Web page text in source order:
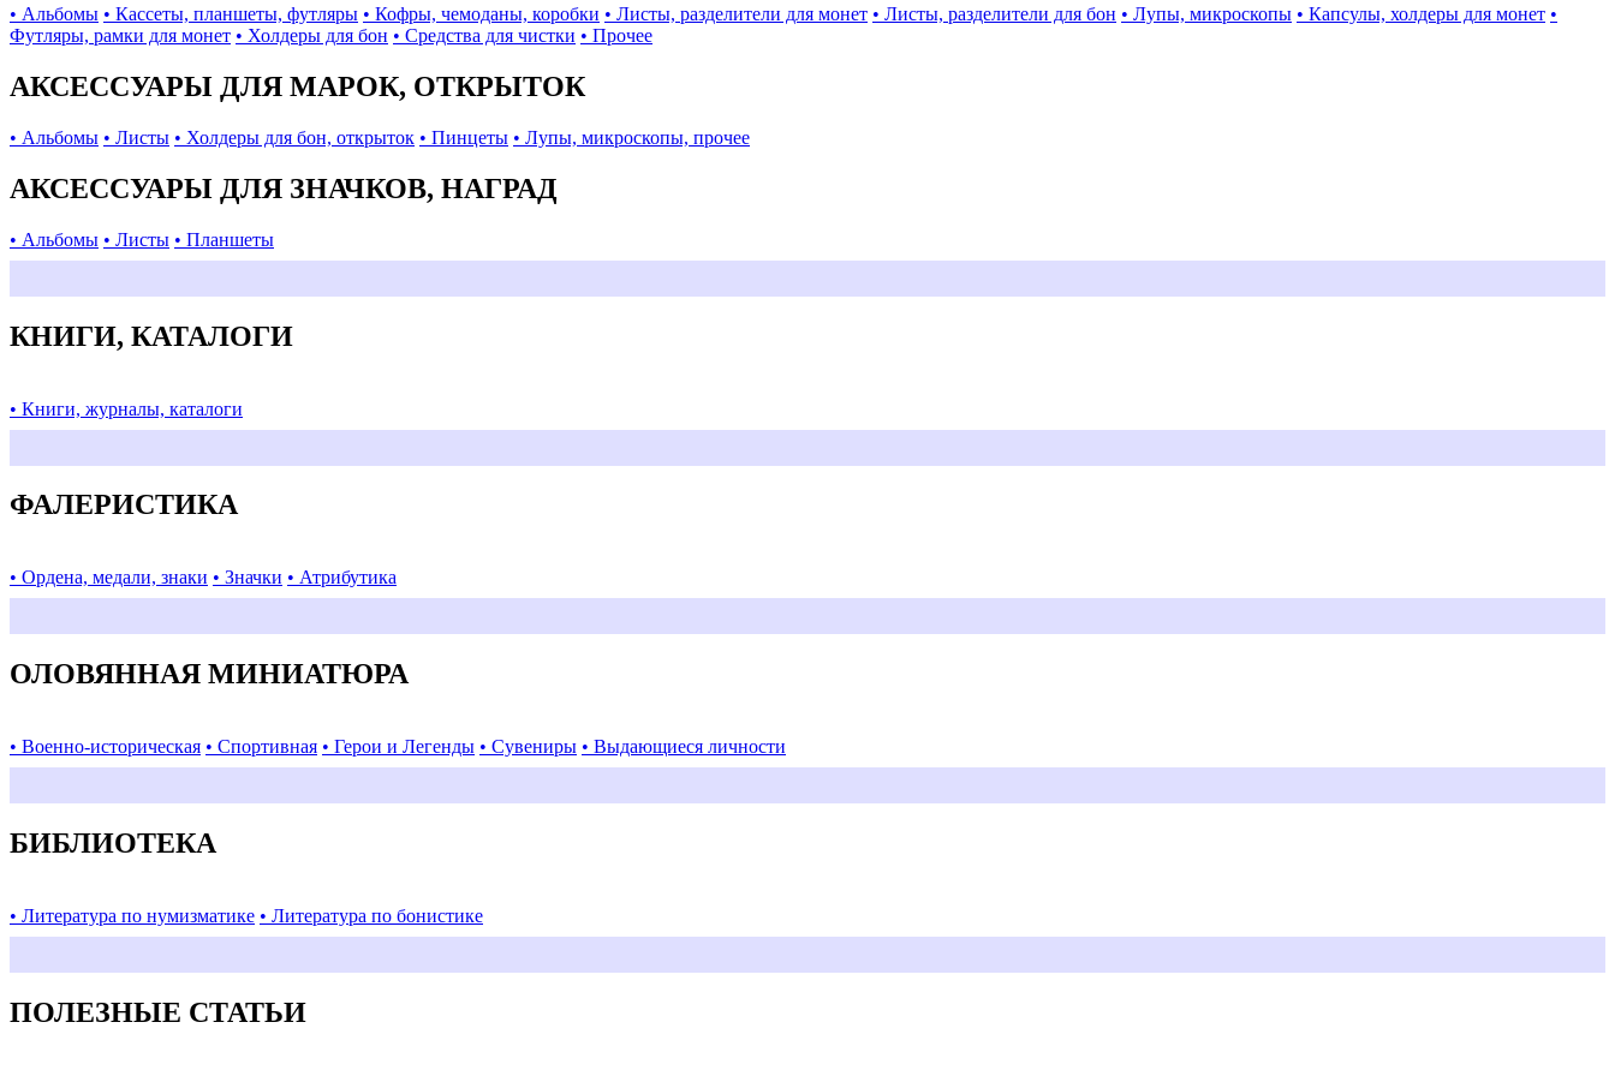
• Альбомы • Кассеты, планшеты, футляры • Кофры, чемоданы, коробки • Листы, разделители для монет • Листы, разделители для бон • Лупы, микроскопы • Капсулы, холдеры для монет •
Футляры, рамки для монет • Холдеры для бон • Средства для чистки • Прочее
АКСЕССУАРЫ ДЛЯ МАРОК, ОТКРЫТОК
• Альбомы • Листы • Холдеры для бон, открыток • Пинцеты • Лупы, микроскопы, прочее
АКСЕССУАРЫ ДЛЯ ЗНАЧКОВ, НАГРАД
• Альбомы • Листы • Планшеты
КНИГИ, КАТАЛОГИ
• Книги, журналы, каталоги
ФАЛЕРИСТИКА
• Ордена, медали, знаки • Значки • Атрибутика
ОЛОВЯННАЯ МИНИАТЮРА
• Военно-историческая • Спортивная • Герои и Легенды • Сувениры • Выдающиеся личности
БИБЛИОТЕКА
• Литература по нумизматике • Литература по бонистике
ПОЛЕЗНЫЕ СТАТЬИ